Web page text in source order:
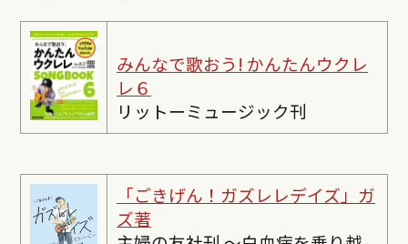
みんなで歌おう! かんたんウクレ
レ６
リットーミュージック刊
「ごきげん！ガズレレデイズ」ガ
ズ著